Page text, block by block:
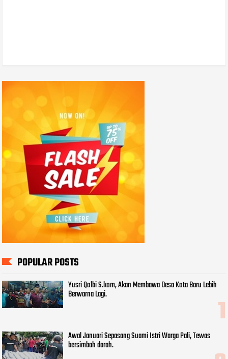
POPULAR POSTS
Yusri Qolbi S.kom, Akan Membawa Desa Kota Baru Lebih
Berwarna Lagi.
Awal Januari Sepasang Suami Istri Warga Pali, Tewas
bersimbah darah.